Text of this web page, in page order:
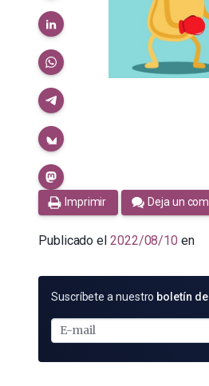
Imprimir Deja un
Publicado el 2022/08/10 en
SUSCRÍBETE
E-
MAIL
Suscríbete a nuestro boletín